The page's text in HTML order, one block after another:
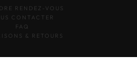
RENDEZ-VOUS
CONTACTER
FAQ
& RETOURS